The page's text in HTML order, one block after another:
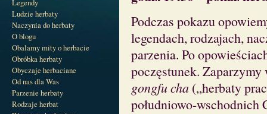
Legendy
Ludzie herbaty
Naczynia do herbaty
O blogu
Obalamy mity o herbacie
Obróbka herbaty
Obyczaje herbaciane
Od nas dla Was
Parzenie herbaty
Rodzaje herbat
Podczas pokazu
legendach, rodzajach,
parzenia. Po
poczęstunek.
gongfu cha („herbaty
południowo-wschodnich